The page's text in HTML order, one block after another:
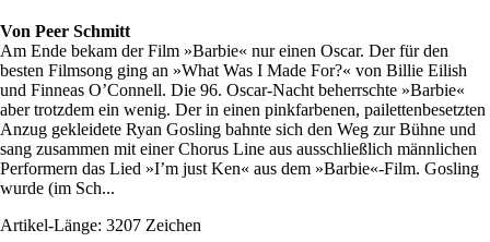
Von Peer Schmitt
Am Ende bekam der Film »Barbie« nur einen Oscar. Der für den
besten Filmsong ging an »What Was I Made For?« von Billie Eilish
und Finneas O’Connell. Die 96. Oscar-Nacht beherrschte »Barbie«
aber trotzdem ein wenig. Der in einen pinkfarbenen, pailettenbesetzten
Anzug gekleidete Ryan Gosling bahnte sich den Weg zur Bühne und
sang zusammen mit einer Chorus Line aus ausschließlich männlichen
Performern das Lied »I’m just Ken« aus dem »Barbie«-Film. Gosling
wurde (im Sch...
Artikel-Länge: 3207 Zeichen